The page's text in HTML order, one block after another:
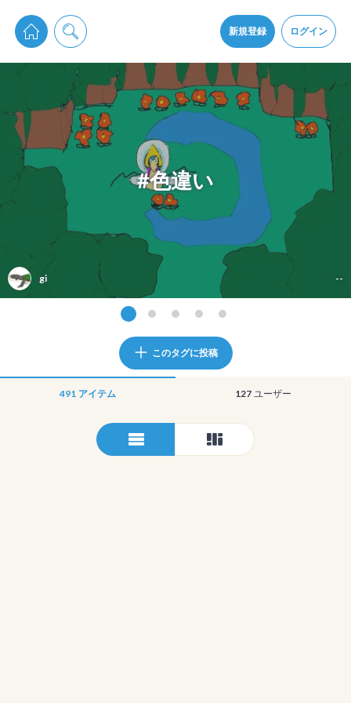
新規登録 ログイン
pixiv Sketchは2024年5月28日付で プライパシーポリシーを改定しました。
通知を受け取るにはここをクリックします
pixiv Sketchアプリでさらに快適に！
アプリをインストール
#色違い
gi --
このタグに投稿
491 アイテム 127 ユーザー